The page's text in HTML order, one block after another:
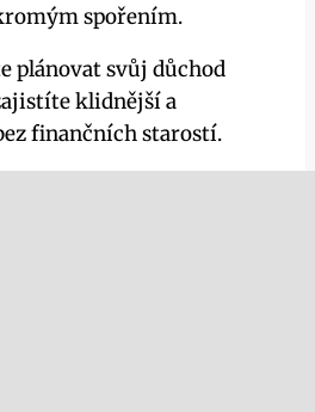
spořením.
plánovat svůj důchod
klidnější a
finančních starostí.